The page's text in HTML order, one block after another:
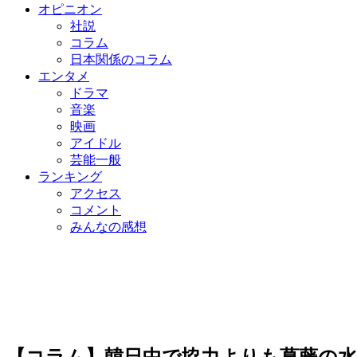
オピニオン
社説
コラム
日本関係のコラム
エンタメ
ドラマ
音楽
映画
アイドル
芸能一般
ランキング
アクセス
コメント
みんなの感想